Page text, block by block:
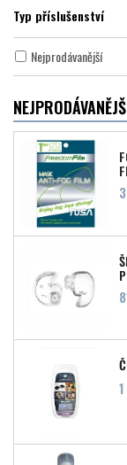
Typ příslušenství
Nejprodávanější